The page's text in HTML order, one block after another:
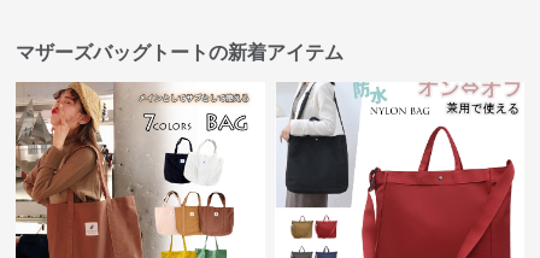
マザーズバッグトートの新着アイテム